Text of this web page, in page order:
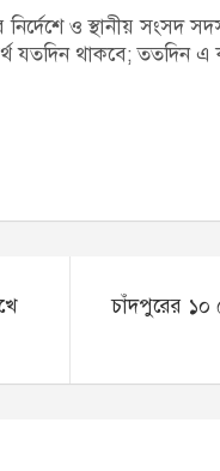
ও স্থানীয় সংসদ
যতদিন থাকবে; ততদিন
চাঁদপুরের ১০